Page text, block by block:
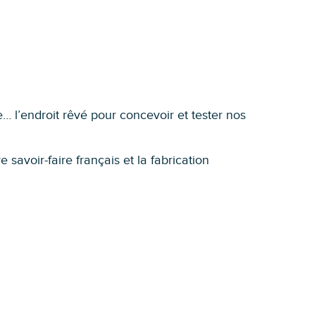
l’endroit rêvé pour concevoir et tester nos
savoir-faire français et la fabrication